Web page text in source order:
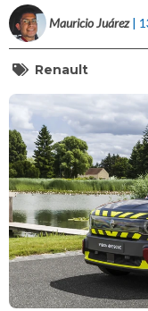
Mauricio Juárez |
Renault